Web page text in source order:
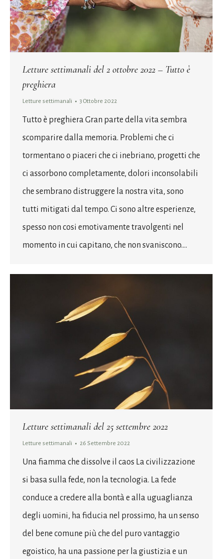
Letture settimanali del 2 ottobre 2022 – Tutto è
preghiera
Letture settimanali 3 Ottobre 2022
Tutto è preghiera Gran parte della vita sembra
scomparire dalla memoria. Problemi che ci
tormentano o piaceri che ci inebriano, progetti che
ci assorbono completamente, dolori inconsolabili
che sembrano distruggere la nostra vita, sono
tutti mitigati dal tempo. Ci sono altre esperienze,
spesso non cosi emotivamente travolgenti nel
momento in cui capitano, che non svaniscono.…
Letture settimanali del 25 settembre 2022
Letture settimanali 26 Settembre 2022
Una fiamma che dissolve il caos La civilizzazione
si basa sulla fede, non la tecnologia. La fede
conduce a credere alla bontà e alla uguaglianza
degli uomini, ha fiducia nel prossimo, ha un senso
del bene comune più che del puro vantaggio
egoistico, ha una passione per la giustizia e un